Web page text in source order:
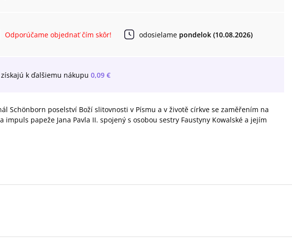
Odporúčame objednať čím skôr! odosielame pondelok (10.08.2026)
získajú k ďalšiemu nákupu 0,09 €
Schönborn poselství Boží slitovnosti v Písmu a v životě církve se zaměřením na
papeže Jana Pavla II. spojený s osobou sestry Faustyny Kowalské a jejím